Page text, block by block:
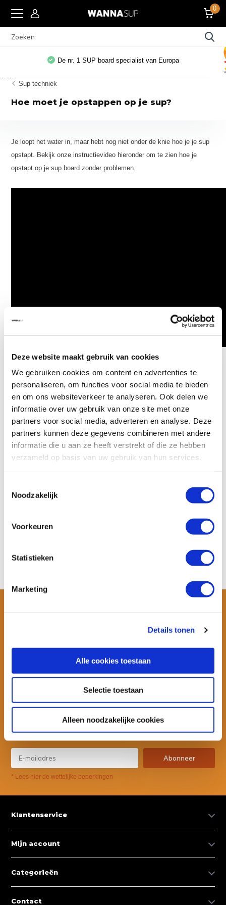
Deze website maakt gebruik van cookies
We gebruiken cookies om content en advertenties te
personaliseren, om functies voor social media te bieden
en om ons websiteverkeer te analyseren. Ook delen we
informatie over uw gebruik van onze site met onze
partners voor social media, adverteren en analyse. Deze
partners kunnen deze gegevens combineren met andere
informatie die u aan ze heeft verstrekt of die ze hebben
verzameld op basis van uw gebruik van hun services.
Noodzakelijk
Voorkeuren
Statistieken
Marketing
Details tonen
Alle cookies toestaan
Selectie toestaan
Alleen noodzakelijke cookies
0
De nr. 1 SUP board specialist van Europa
Sup techniek
Klantenservice
Veelgestelde vragen
Betaalmethoden
Verzenden & retourneren
Laat een review achter!
Hoe moet je opstappen op je sup?
Je loopt het water in, maar hebt nog niet onder de knie hoe je je sup
opstapt. Bekijk onze instructievideo hieronder om te zien hoe je
opstapt op je sup board zonder problemen.
Wil je ook speciale kortingen ontvangen en maandelijks een
nieuwsbrief met allerlei suptips en persoonlijk advies. Schrijf je dan
Abonneer
* Lees hier de wettelijke beperkingen
Klantenservice
Mijn account
Categorieën
Contact
... ...